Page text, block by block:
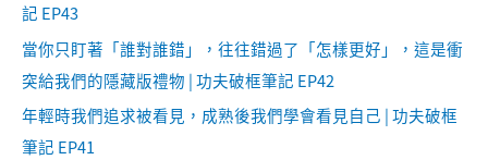
記 EP43
當你只盯著「誰對誰錯」，往往錯過了「怎樣更好」，這是衝
突給我們的隱藏版禮物 | 功夫破框筆記 EP42
年輕時我們追求被看見，成熟後我們學會看見自己 | 功夫破框
筆記 EP41